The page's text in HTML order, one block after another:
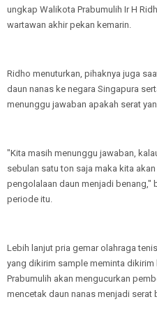
ungkap Walikota Prabumulih Ir H
wartawan akhir pekan kemarin.
Ridho menuturkan, pihaknya juga
daun nanas ke negara Singapura
menunggu jawaban apakah serat
"Kita masih menunggu jawaban,
sebulan satu ton saja maka kita
pengolalaan daun menjadi benang,"
periode itu.
Lebih lanjut pria gemar olahraga
yang dikirim sample meminta
Prabumulih akan mengucurkan
mencetak daun nanas menjadi serat